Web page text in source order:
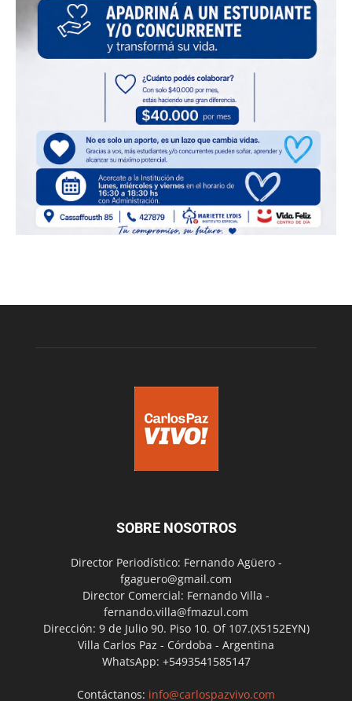
SOBRE NOSOTROS
Director Periodístico: Fernando Agüero -
fgaguero@gmail.com
Director Comercial: Fernando Villa -
fernando.villa@fmazul.com
Dirección: 9 de Julio 90. Piso 10. Of 107.(X5152EYN)
Villa Carlos Paz - Córdoba - Argentina
WhatsApp: +5493541585147
Contáctanos: info@carlospazvivo.com